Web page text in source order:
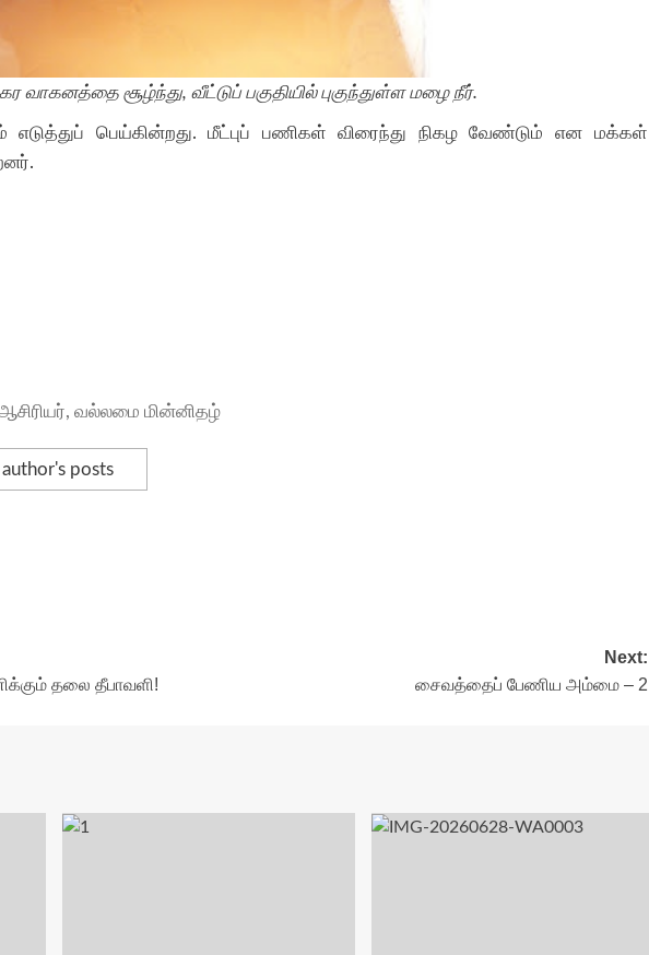
வாகனத்தை சூழ்ந்து, வீட்டுப் பகுதியில் புகுந்துள்ள மழை நீர்.
பெய்கின்றது. மீட்புப் பணிகள் விரைந்து நிகழ வேண்டும் என மக்கள்
வல்லமை மின்னிதழ்
author's posts
தலை தீபாவளி!
Next:
சைவத்தைப் பேணிய அம்மை – 2